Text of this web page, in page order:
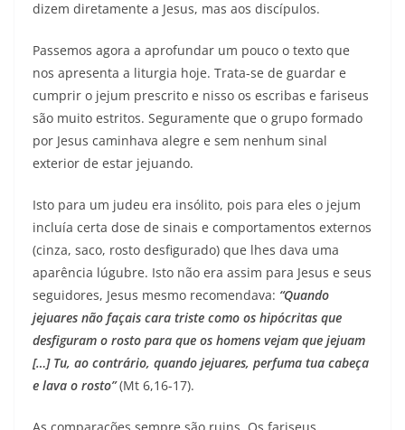
dizem diretamente a Jesus, mas aos discípulos.
Passemos agora a aprofundar um pouco o texto que
nos apresenta a liturgia hoje. Trata-se de guardar e
cumprir o jejum prescrito e nisso os escribas e fariseus
são muito estritos. Seguramente que o grupo formado
por Jesus caminhava alegre e sem nenhum sinal
exterior de estar jejuando.
Isto para um judeu era insólito, pois para eles o jejum
incluía certa dose de sinais e comportamentos externos
(cinza, saco, rosto desfigurado) que lhes dava uma
aparência lúgubre. Isto não era assim para Jesus e seus
seguidores, Jesus mesmo recomendava: “Quando
jejuares não façais cara triste como os hipócritas que
desfiguram o rosto para que os homens vejam que jejuam
[…] Tu, ao contrário, quando jejuares, perfuma tua cabeça
e lava o rosto”(Mt 6,16-17).